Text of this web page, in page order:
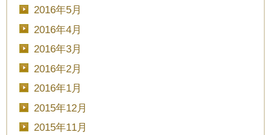
2016年5月
2016年4月
2016年3月
2016年2月
2016年1月
2015年12月
2015年11月